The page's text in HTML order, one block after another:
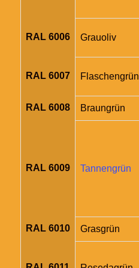
RAL 6006 Grauoliv
RAL 6007 Flaschengrün
RAL 6008 Braungrün
RAL 6009 Tannengrün
RAL 6010 Grasgrün